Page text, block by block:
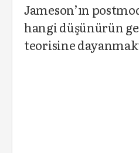
Jameson’ın
hangi düşünürün
teorisine